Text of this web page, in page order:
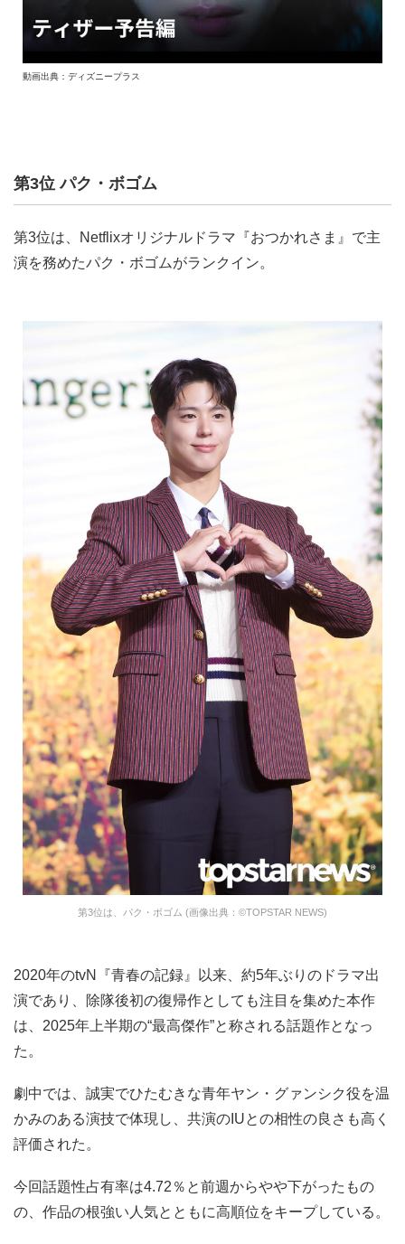
動画出典：ディズニープラス
第3位 パク・ボゴム
第3位は、Netflixオリジナルドラマ『おつかれさま』で主
演を務めたパク・ボゴムがランクイン。
第3位は、パク・ボゴム (画像出典：©TOPSTAR NEWS)
2020年のtvN『青春の記録』以来、約5年ぶりのドラマ出
演であり、除隊後初の復帰作としても注目を集めた本作
は、2025年上半期の“最高傑作”と称される話題作となっ
た。
劇中では、誠実でひたむきな青年ヤン・グァンシク役を温
かみのある演技で体現し、共演のIUとの相性の良さも高く
評価された。
今回話題性占有率は4.72％と前週からやや下がったもの
の、作品の根強い人気とともに高順位をキープしている。